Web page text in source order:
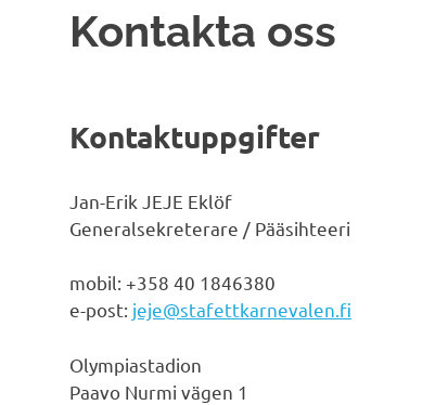
Kontakta oss
Kontaktuppgifter
Jan-Erik JEJE Eklöf
Generalsekreterare / Pääsihteeri
mobil: +358 40 1846380
e-post: jeje@stafettkarnevalen.fi
Olympiastadion
Paavo Nurmi vägen 1